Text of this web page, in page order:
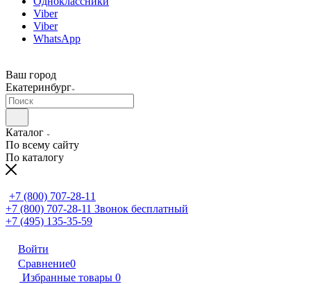
Viber
Viber
WhatsApp
Ваш город
Екатеринбург
Каталог
По всему сайту
По каталогу
+7 (800) 707-28-11
+7 (800) 707-28-11 Звонок бесплатный
+7 (495) 135-35-59
Войти
Сравнение0
Избранные товары 0